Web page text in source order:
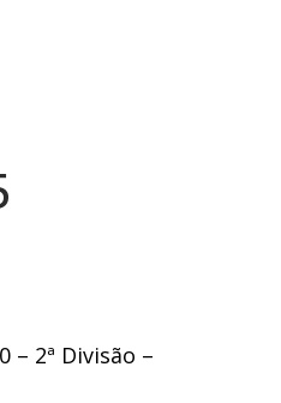
– 2ª Divisão –